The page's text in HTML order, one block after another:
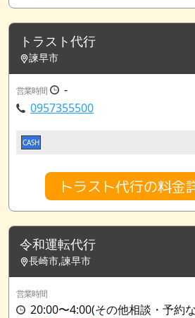
トラスト代行
諫早市
営業時間
-
0957355500
CASH
トラスト代行の料金
令和運転代行
長崎市,諫早市
営業時間
20:00〜4:00(その他相談・予約